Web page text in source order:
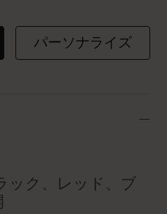
パーソナライズ
ック、レッド、ブ